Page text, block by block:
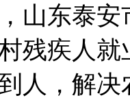
东泰安
残疾人
人，解